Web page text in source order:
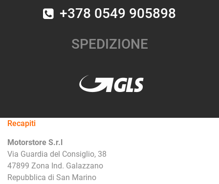
+378 0549 905898
SPEDIZIONE
Recapiti
Motorstore S.r.l
Via Guardia del Consiglio, 38
47899 Zona Ind. Galazzano
Repubblica di San Marino